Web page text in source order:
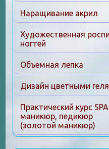
Наращивание акрил
Художественная
ногтей
Объемная лепка
Дизайн цветными
Практический курс
маникюр, педикюр
(золотой маникюр)